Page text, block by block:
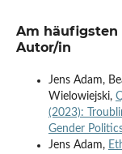
Am häufigsten
Autor/in
Jens Adam,
Wielowiejski,
(2023):
Gender
Jens Adam,